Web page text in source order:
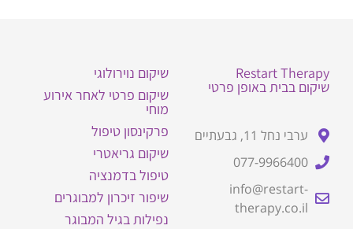
Restart Therapy
שיקום בבית באופן פרטי
ערבי נחל 11, גבעתיים
077-9966400
info@restart-
therapy.co.il
שיקום נוירולוגי
שיקום פרטי לאחר אירוע
מוחי
פרקינסון טיפול
שיקום גריאטרי
טיפול בדמנציה
שיפור זיכרון למבוגרים
נפילות בגיל המבוגר